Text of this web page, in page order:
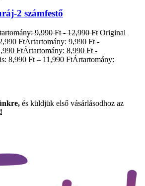
2 számfestő
9,990 Ft - 12,990 Ft Original
FtÁrtartomány: 9,990 Ft -
FtÁrtartomány: 8,990 Ft -
8,990 Ft – 11,990 FtÁrtartomány:
és küldjük első vásárlásodhoz az